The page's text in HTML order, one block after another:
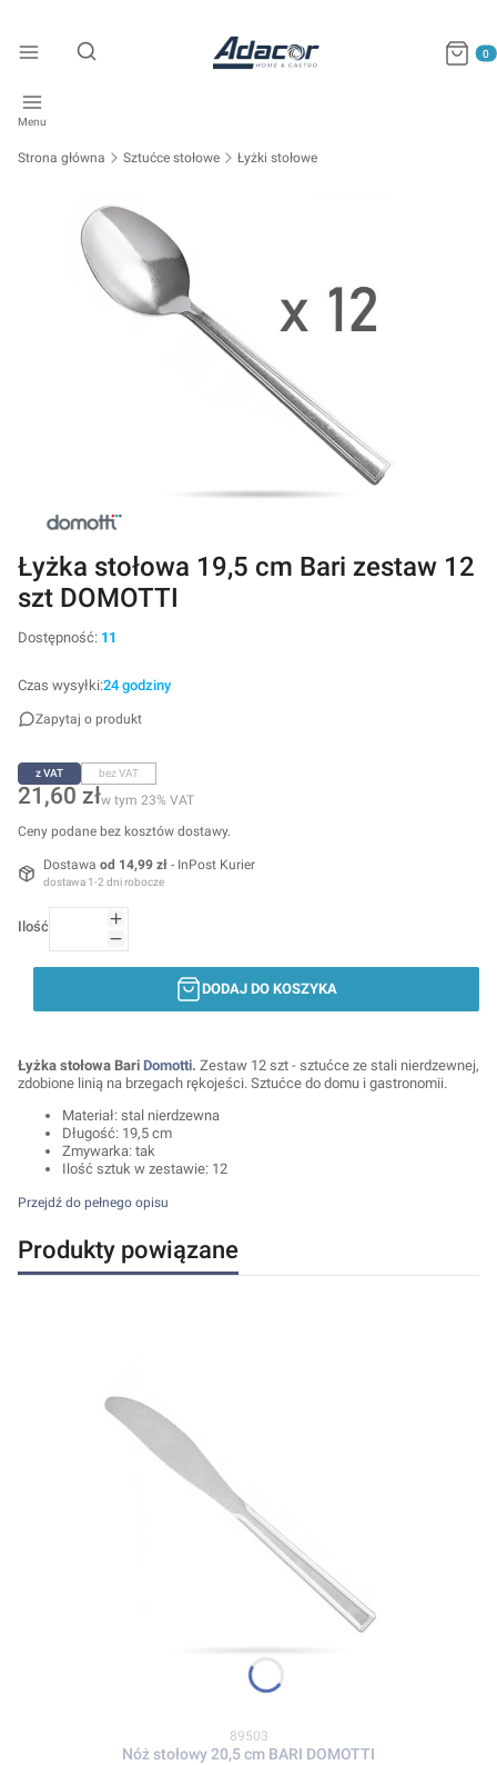
Otwórz wyszukiwarkę
Menu
Strona główna Sztućce stołowe Łyżki stołowe
Łyżka stołowa 19,5 cm Bari zestaw 12
szt DOMOTTI
Dostępność: 11
Czas wysyłki:24 godziny
Zapytaj o produkt
z VAT bez VAT
Cena
21,60 złw tym 23% VAT
w tym 23% VAT
Ceny podane bez kosztów dostawy.
Dostawa od 14,99 zł - InPost Kurier
dostawa 1-2 dni robocze
Ilość
DODAJ DO KOSZYKA
Łyżka stołowa Bari Domotti. Zestaw 12 szt - sztućce ze stali nierdzewnej,
zdobione linią na brzegach rękojeści. Sztućce do domu i gastronomii.
Materiał: stal nierdzewna
Długość: 19,5 cm
Zmywarka: tak
Ilość sztuk w zestawie: 12
Przejdź do pełnego opisu
Produkty powiązane
Kod produktu
89503
Nóż stołowy 20,5 cm BARI DOMOTTI